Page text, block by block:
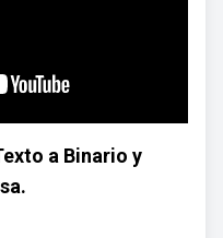
a Binario y